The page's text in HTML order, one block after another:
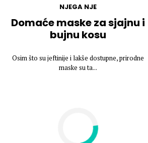
NJEGA NJE
Domaće maske za sjajnu i
bujnu kosu
Osim što su jeftinije i lakše dostupne, prirodne
maske su ta...